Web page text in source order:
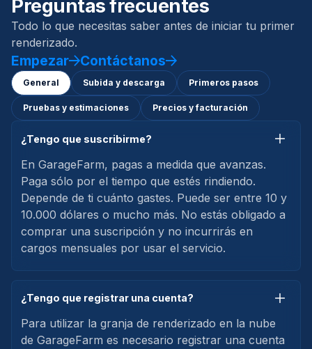
Preguntas frecuentes
Todo lo que necesitas saber antes de iniciar tu primer
renderizado.
Empezar Contáctanos
General Subida y descarga Primeros pasos
Pruebas y estimaciones Precios y facturación
¿Tengo que suscribirme?
En GarageFarm, pagas a medida que avanzas.
Paga sólo por el tiempo que estés rindiendo.
Depende de ti cuánto gastes. Puede ser entre 10 y
10.000 dólares o mucho más. No estás obligado a
comprar una suscripción y no incurrirás en
cargos mensuales por usar el servicio.
¿Tengo que registrar una cuenta?
Para utilizar la granja de renderizado en la nube
de GarageFarm es necesario registrar una cuenta